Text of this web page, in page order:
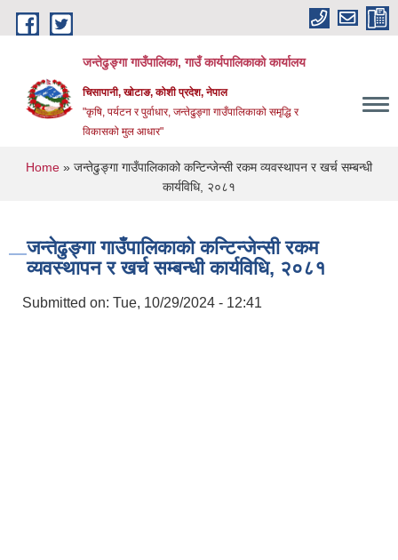
Skip to main content
जन्तेढुङ्गा गाउँपालिका, गाउँ कार्यपालिकाको कार्यालय
चिसापानी, खोटाङ, कोशी प्रदेश, नेपाल
"कृषि, पर्यटन र पुर्वाधार, जन्तेढुङ्गा गाउँपालिकाको समृद्धि र
विकासको मुल आधार"
You are here
Home » जन्तेढुङ्गा गाउँपालिकाको कन्टिन्जेन्सी रकम व्यवस्थापन र खर्च सम्बन्धी
कार्यविधि, २०८१
जन्तेढुङ्गा गाउँपालिकाको कन्टिन्जेन्सी रकम
व्यवस्थापन र खर्च सम्बन्धी कार्यविधि, २०८१
Submitted on: Tue, 10/29/2024 - 12:41